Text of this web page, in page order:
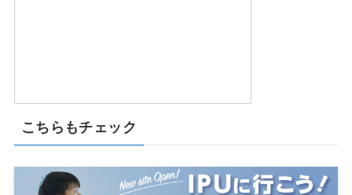
こちらもチェック